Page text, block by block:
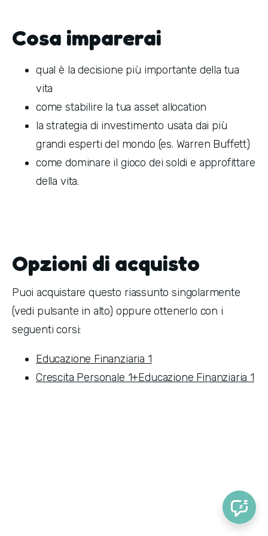
Cosa imparerai
qual è la decisione più importante della tua
vita
come stabilire la tua asset allocation
la strategia di investimento usata dai più
grandi esperti del mondo (es. Warren Buffett)
come dominare il gioco dei soldi e approfittare
della vita.
Opzioni di acquisto
Puoi acquistare questo riassunto singolarmente
(vedi pulsante in alto) oppure ottenerlo con i
seguenti corsi:
Educazione Finanziaria 1
Crescita Personale 1+Educazione Finanziaria 1